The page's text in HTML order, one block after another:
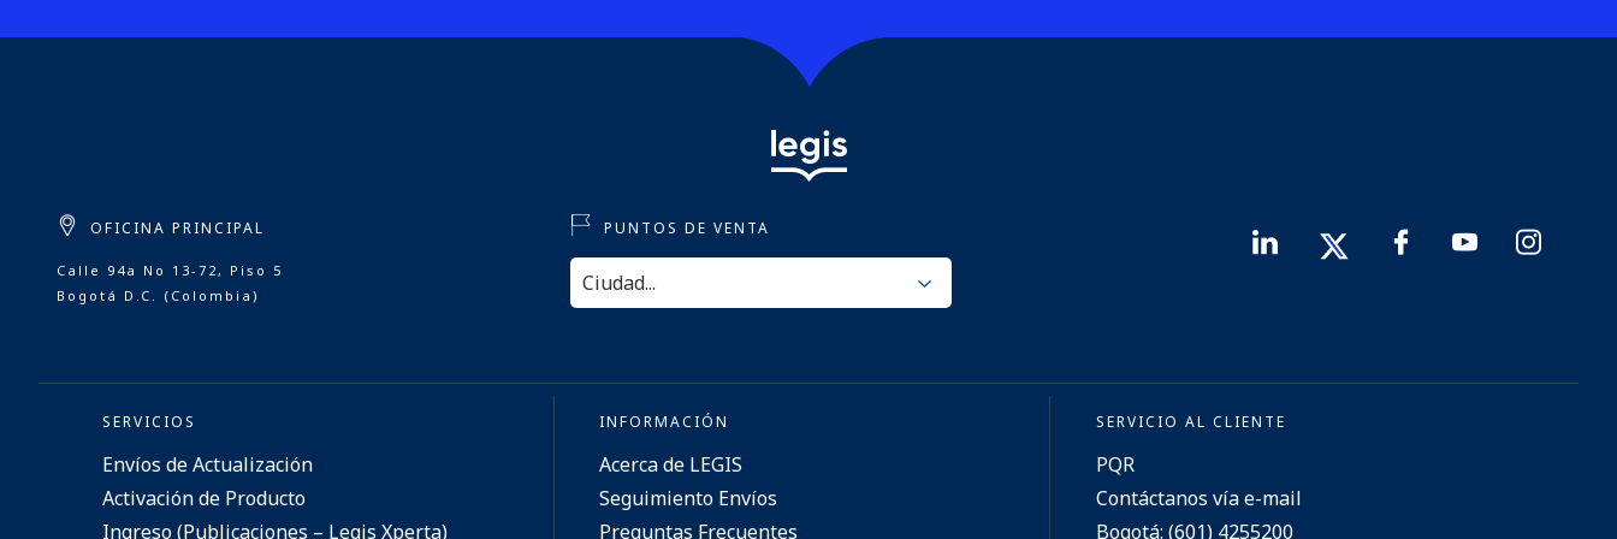
OFICINA PRINCIPAL
Calle 94a No 13-72, Piso 5
Bogotá D.C. (Colombia)
PUNTOS DE VENTA
SERVICIOS
Envíos de Actualización
Activación de Producto
Ingreso (Publicaciones – Legis Xperta)
INFORMACIÓN
Acerca de LEGIS
Seguimiento Envíos
Preguntas Frecuentes
SERVICIO AL CLIENTE
PQR
Contáctanos vía e-mail
Bogotá: (601) 4255200